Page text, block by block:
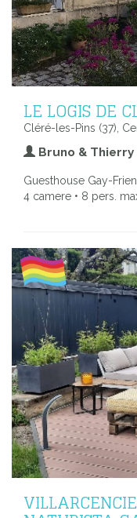
LE LOGIS DE
Cléré-les-Pins (37),
Bruno & Thierry
Guesthouse Gay-
4 camere • 8 pers.